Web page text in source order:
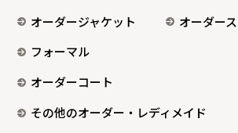
オーダージャケット
オーダー
フォーマル
オーダーコート
その他のオーダー・レディメイド